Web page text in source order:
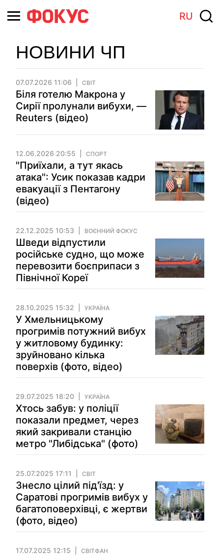
RU
НОВИНИ ЧП
07.07.2026 11:06 СВІТ
Біля готелю Макрона у
Сирії пролунали вибухи, —
Reuters (відео)
12.06.2026 20:55 СПОРТ
"Приїхали, а тут якась
атака": Усик показав кадри
евакуації з Пентагону
(відео)
22.12.2025 10:53 ВОЄННИЙ ФОКУС
Шведи відпустили
російське судно, що може
перевозити боєприпаси з
Північної Кореї
28.10.2025 15:32 УКРАЇНА
У Хмельницькому
прогримів потужний вибух
у житловому будинку:
зруйновано кілька
поверхів (фото, відео)
29.07.2025 18:20 УКРАЇНА
Хтось забув: у поліції
показали предмет, через
який закривали станцію
метро "Либідська" (фото)
25.07.2025 17:11 СВІТ
Знесло цілий під'їзд: у
Саратові прогримів вибух у
багатоповерхівці, є жертви
(фото, відео)
17.07.2025 12:15 СВІТФАН